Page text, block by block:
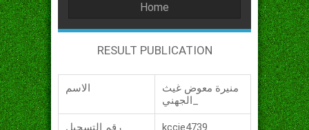
Home
RESULT PUBLICATION
الاسم
منيرة معوض غيث
رقم التسجيل kccie4739